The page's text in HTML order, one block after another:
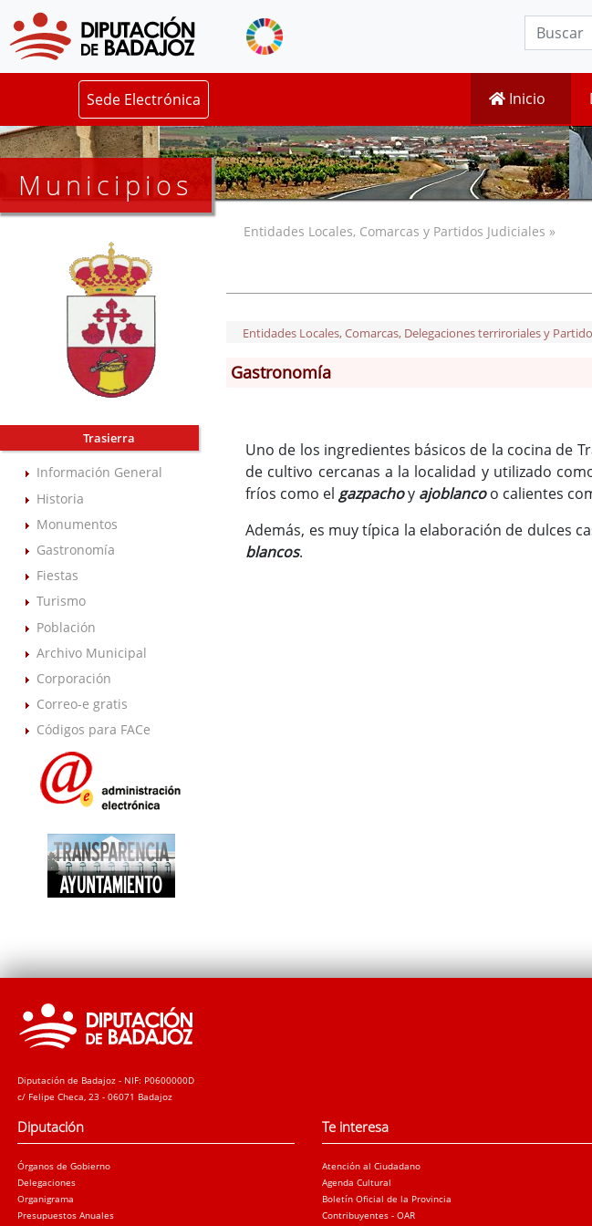
Sede Electrónica Inicio
Municipios
Trasierra
Información General
Historia
Monumentos
Gastronomía
Fiestas
Turismo
Población
Archivo Municipal
Corporación
Correo-e gratis
Códigos para FACe
Entidades Locales, Comarcas y Partidos Judiciales »
Entidades Locales, Comarcas, Delegaciones terriroriales y
Gastronomía
Uno de los ingredientes básicos de la cocina de
de cultivo cercanas a la localidad y utilizado
fríos como elgazpachoy ajoblancoo calientes
Además, es muy típica la elaboración de dulces
blancos.
Diputación de Badajoz - NIF: P0600000D
c/ Felipe Checa, 23 - 06071 Badajoz
Diputación
Órganos de Gobierno
Delegaciones
Organigrama
Presupuestos Anuales
Te interesa
Atención al Ciudadano
Agenda Cultural
Boletín Oficial de la Provincia
Contribuyentes - OAR